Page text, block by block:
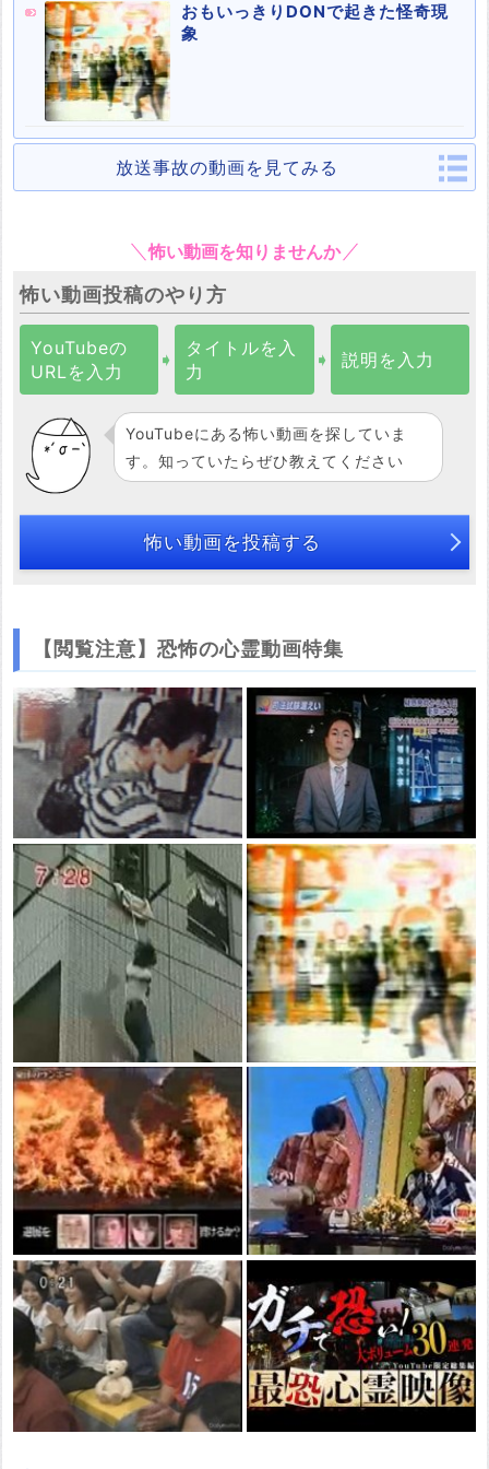
おもいっきりDONで起きた怪奇現
象
放送事故の動画を見てみる
怖い動画を知りませんか
怖い動画投稿のやり方
YouTubeの
URLを入力
➧
タイトルを入
力
➧ 説明を入力
YouTubeにある怖い動画を探していま
す。知っていたらぜひ教えてください
怖い動画を投稿する
【閲覧注意】恐怖の心霊動画特集